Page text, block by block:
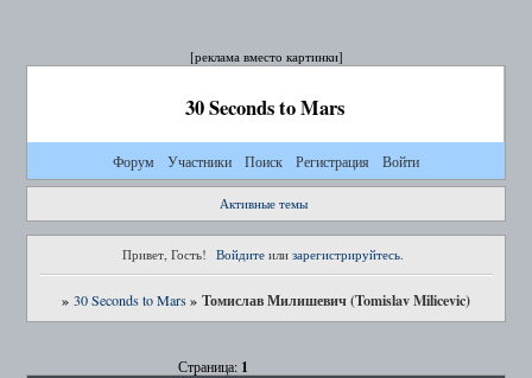
[реклама вместо картинки]
30 Seconds to Mars
Форум Участники Поиск Регистрация Войти
Активные темы
Привет, Гость! Войдите или зарегистрируйтесь.
» 30 Seconds to Mars» Томислав Милишевич (Tomislav Milicevic)
Страница: 1